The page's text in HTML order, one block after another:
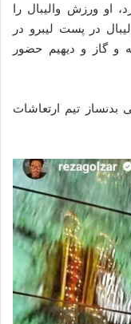
او ورزش والیبال را
در پست لیبرو در
و گاز و دیهیم حضور
به عنوان مربی بدنساز تیم ارتعاشات